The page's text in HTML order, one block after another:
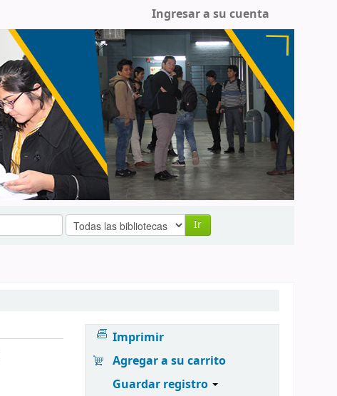
Ingresar a su cuenta
Ir
Imprimir
Agregar a su carrito
Guardar registro